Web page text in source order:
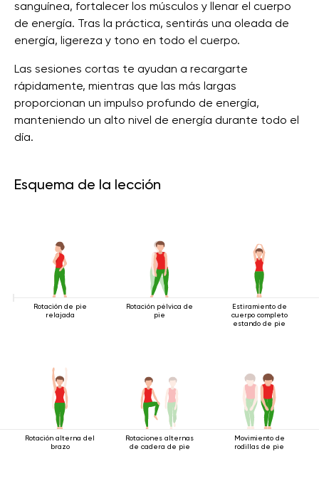
sanguínea, fortalecer los músculos y llenar el cuerpo
de energía. Tras la práctica, sentirás una oleada de
energía, ligereza y tono en todo el cuerpo.
Las sesiones cortas te ayudan a recargarte
rápidamente, mientras que las más largas
proporcionan un impulso profundo de energía,
manteniendo un alto nivel de energía durante todo el
día.
Esquema de la lección
Rotación de pie
relajada
Rotación pélvica de
pie
Estiramiento de
cuerpo completo
estando de pie
Rotación alterna del
brazo
Rotaciones alternas
de cadera de pie
Movimiento de
rodillas de pie